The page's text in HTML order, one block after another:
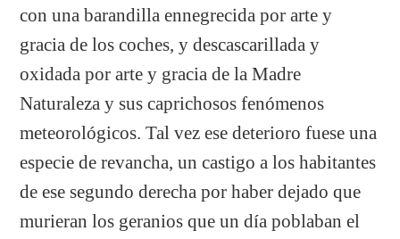
con una barandilla ennegrecida por arte y
gracia de los coches, y descascarillada y
oxidada por arte y gracia de la Madre
Naturaleza y sus caprichosos fenómenos
meteorológicos. Tal vez ese deterioro fuese una
especie de revancha, un castigo a los habitantes
de ese segundo derecha por haber dejado que
murieran los geranios que un día poblaban el